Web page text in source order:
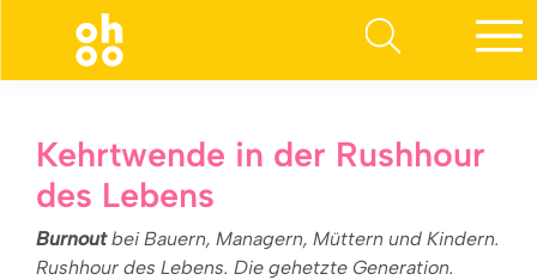
Kehrtwende in der Rushhour
des Lebens
Burnoutbei Bauern, Managern, Müttern und Kindern.
Rushhour des Lebens. Die gehetzte Generation.